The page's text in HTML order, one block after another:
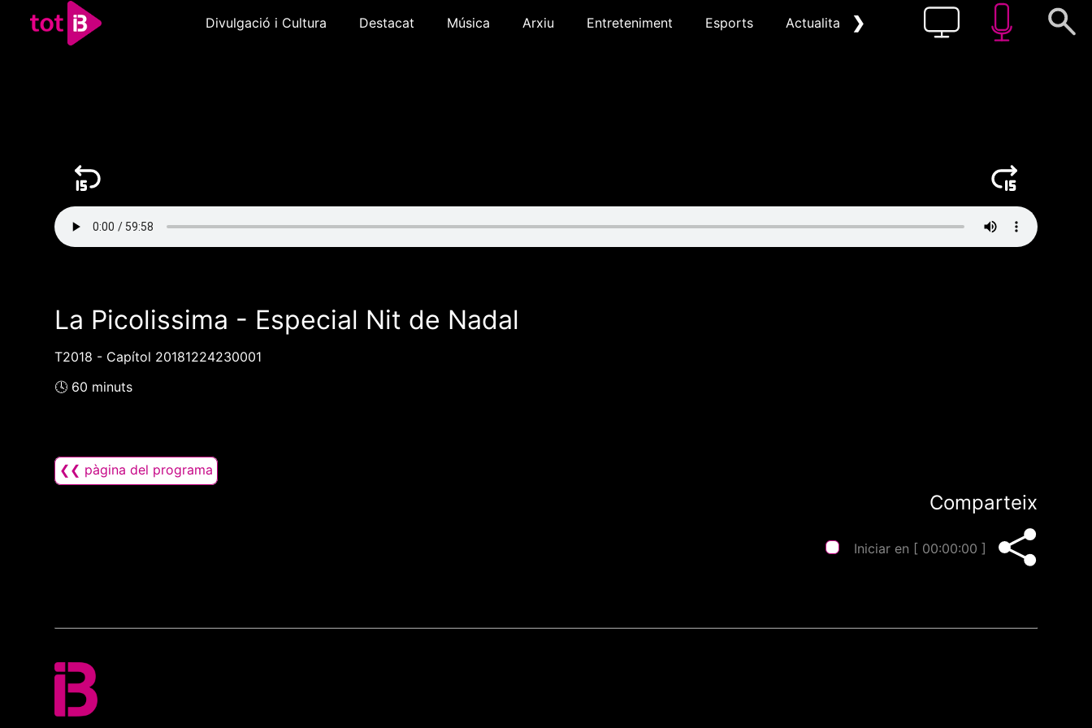
Divulgació i Cultura Destacat Música Arxiu Entreteniment Esports Actualitat Pòdcast
❯
La Picolissima - Especial Nit de Nadal
T2018 - Capítol 20181224230001
🕓 60 minuts
❮❮ pàgina del programa
Comparteix
Iniciar en [ 00:00:00 ]